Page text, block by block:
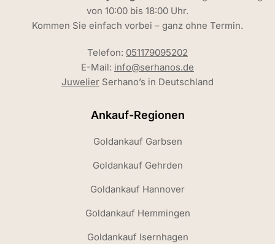
von 10:00 bis 18:00 Uhr.
Kommen Sie einfach vorbei – ganz ohne Termin.
Telefon: 051179095202
E-Mail: info@serhanos.de
Juwelier Serhano’s in Deutschland
Ankauf-Regionen
Goldankauf Garbsen
Goldankauf Gehrden
Goldankauf Hannover
Goldankauf Hemmingen
Goldankauf Isernhagen